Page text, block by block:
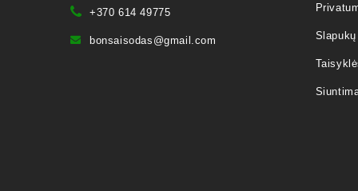
+370 614 49775
bonsaisodas@gmail.com